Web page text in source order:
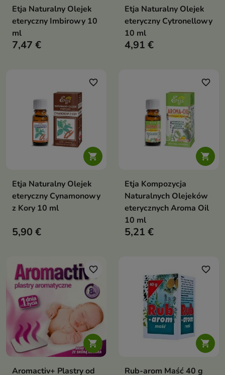
Etja Naturalny Olejek
eteryczny Imbirowy 10
ml
7,47 €
Etja Naturalny Olejek
eteryczny Cytronellowy
10 ml
4,91 €

favorite_border
Etja Naturalny Olejek
eteryczny Cynamonowy
z Kory 10 ml
5,90 €

favorite_border
Etja Kompozycja
Naturalnych Olejeków
eterycznych Aroma Oil
10 ml
5,21 €

favorite_border
Aromactiv+ Plastry od

favorite_border
Rub-arom Maść 40 g